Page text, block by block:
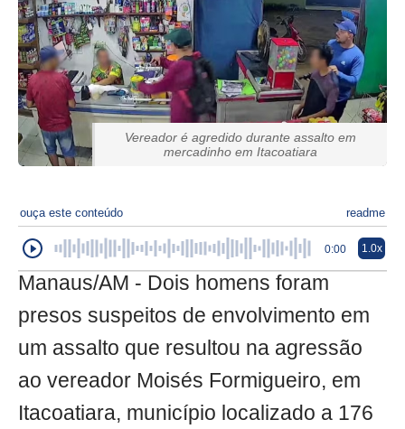
Vereador é agredido durante assalto em
mercadinho em Itacoatiara
ouça este conteúdo readme
0:00 1.0x
Manaus/AM - Dois homens foram
presos suspeitos de envolvimento em
um assalto que resultou na agressão
ao vereador Moisés Formigueiro, em
Itacoatiara, município localizado a 176